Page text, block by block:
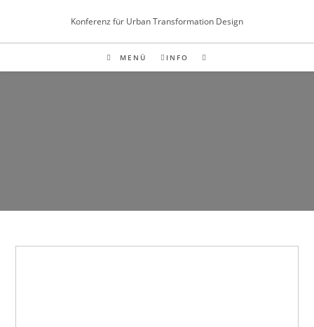
springen
Konferenz für Urban Transformation Design
MENÜ INFO